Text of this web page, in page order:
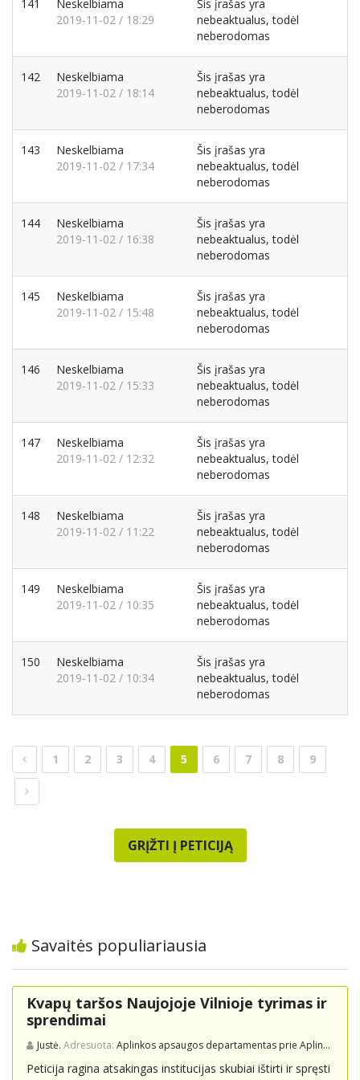
141
Neskelbiama
2019-11-02 / 18:29
Šis įrašas yra
nebeaktualus, todėl
neberodomas
142
Neskelbiama
2019-11-02 / 18:14
Šis įrašas yra
nebeaktualus, todėl
neberodomas
143
Neskelbiama
2019-11-02 / 17:34
Šis įrašas yra
nebeaktualus, todėl
neberodomas
144
Neskelbiama
2019-11-02 / 16:38
Šis įrašas yra
nebeaktualus, todėl
neberodomas
145
Neskelbiama
2019-11-02 / 15:48
Šis įrašas yra
nebeaktualus, todėl
neberodomas
146
Neskelbiama
2019-11-02 / 15:33
Šis įrašas yra
nebeaktualus, todėl
neberodomas
147
Neskelbiama
2019-11-02 / 12:32
Šis įrašas yra
nebeaktualus, todėl
neberodomas
148
Neskelbiama
2019-11-02 / 11:22
Šis įrašas yra
nebeaktualus, todėl
neberodomas
149
Neskelbiama
2019-11-02 / 10:35
Šis įrašas yra
nebeaktualus, todėl
neberodomas
150
Neskelbiama
2019-11-02 / 10:34
Šis įrašas yra
nebeaktualus, todėl
neberodomas
1 2 3 4 5 6 7 8 9
GRĮŽTI Į PETICIJĄ
Savaitės populiariausia
Kvapų taršos Naujojoje Vilnioje tyrimas ir
sprendimai
Justė. Adresuota: Aplinkos apsaugos departamentas prie Aplinkos ministerijos
Peticija ragina atsakingas institucijas skubiai ištirti ir spręsti